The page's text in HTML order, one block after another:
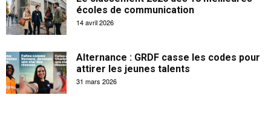
écoles de communication
14 avril 2026
Alternance : GRDF casse les codes pour
attirer les jeunes talents
31 mars 2026